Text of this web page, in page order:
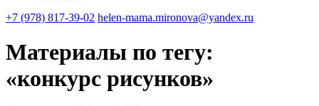
+7 (978) 817-39-02 helen-mama.mironova@yandex.ru
Материалы по тегу:
«конкурс рисунков»